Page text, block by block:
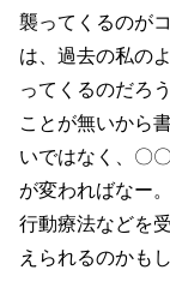
襲ってくるのが
は、過去の私の
ってくるのだろ
ことが無いから
いではなく、〇
が変わればなー
行動療法などを
えられるのかも